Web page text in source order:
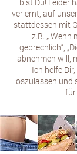
verlernt, auf
stattdessen mit
z.B. „
gebrechlich“,
abnehmen will,
Ich helfe
loszulassen und
für